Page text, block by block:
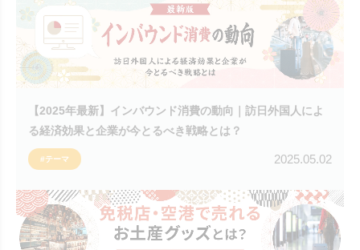
【2025年最新】インバウンド消費の動向｜訪日外国人によ
る経済効果と企業が今とるべき戦略とは？
#テーマ 2025.05.02